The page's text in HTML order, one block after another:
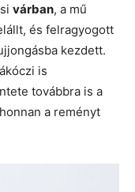
várban, a mű
és felragyogott
kezdett.
is
továbbra is a
a reményt